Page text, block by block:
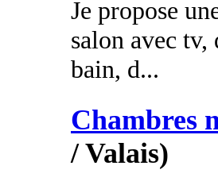
Je propose
salon avec tv,
bain, d...
Chambres
/ Valais)